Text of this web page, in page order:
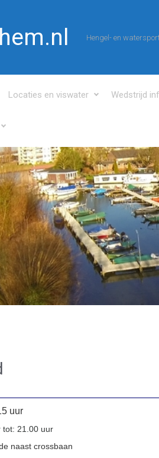
Hengel- en
Locaties en viswater Wedstrijd
uur
tot: 21.00 uur
naast crossbaan